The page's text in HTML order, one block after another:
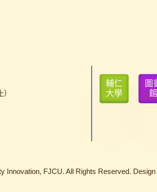
輔仁
大學
圖
館
Innovation, FJCU. All Rights Reserved.